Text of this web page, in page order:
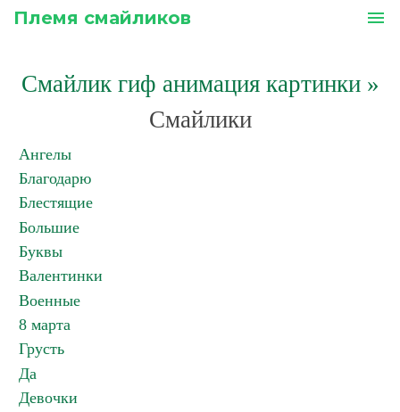
Племя смайликов menu
Смайлик гиф анимация картинки»
Смайлики
Ангелы
Благодарю
Блестящие
Большие
Буквы
Валентинки
Военные
8 марта
Грусть
Да
Девочки